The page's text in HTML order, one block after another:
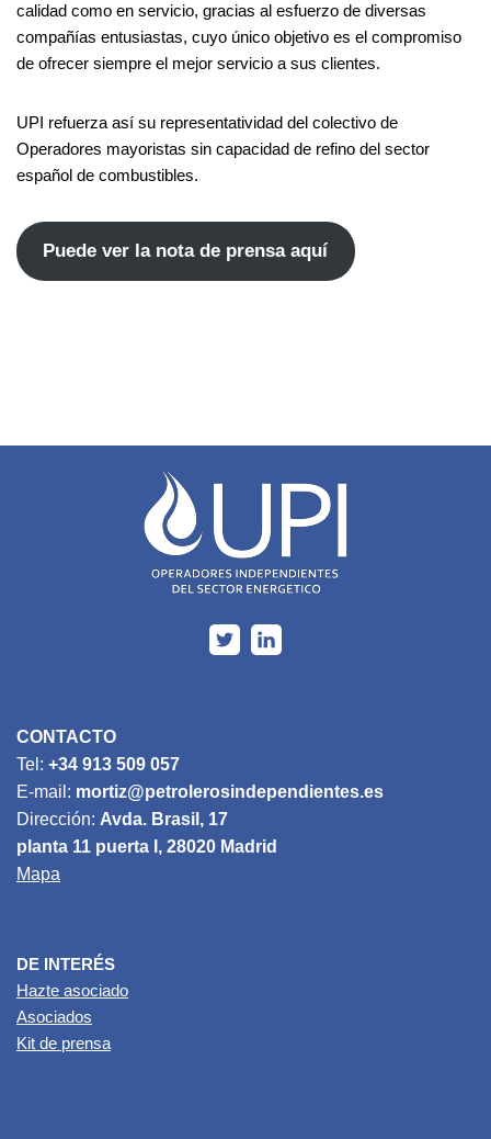
calidad como en servicio, gracias al esfuerzo de diversas
compañías entusiastas, cuyo único objetivo es el compromiso
de ofrecer siempre el mejor servicio a sus clientes.
UPI refuerza así su representatividad del colectivo de
Operadores mayoristas sin capacidad de refino del sector
español de combustibles.
Puede ver la nota de prensa aquí
CONTACTO
Tel: +34 913 509 057
E-mail: mortiz@petrolerosindependientes.es
Dirección: Avda. Brasil, 17
planta 11 puerta I, 28020 Madrid
Mapa
DE INTERÉS
Hazte asociado
Asociados
Kit de prensa